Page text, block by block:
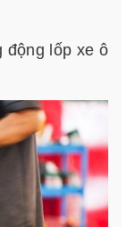
động lốp xe ô